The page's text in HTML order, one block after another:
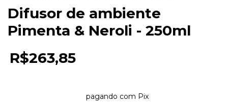
Difusor de ambiente
Pimenta & Neroli - 250ml
R$263,85
pagando com Pix